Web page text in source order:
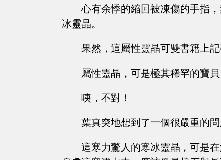
心有余悸的縮回被凍傷的手指
冰靈晶。
果然，這屬性靈晶可雙書籍上
屬性靈晶，可是極其稀罕的寶
咦，不對！
葉真突地想到了一個很嚴重的
這寒力驚人的寒冰靈晶，可是